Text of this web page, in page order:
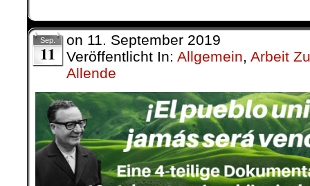
Sep.
11
on 11. September 2019
Veröffentlicht In: Allgemein Arbeit
Allende